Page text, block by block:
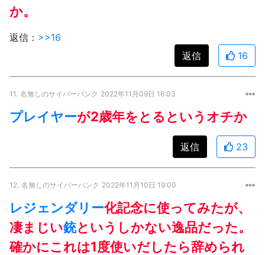
か。
返信： >>16
返信
16
11. 名無しのサイバーパンク 2022年11月09日 16:03
プレイヤーが2歳年をとるというオチか
返信 23
12. 名無しのサイバーパンク 2022年11月10日 19:00
レジェンダリー化記念に使ってみたが、
凄まじい銃というしかない逸品だった。
確かにこれは1度使いだしたら辞められ